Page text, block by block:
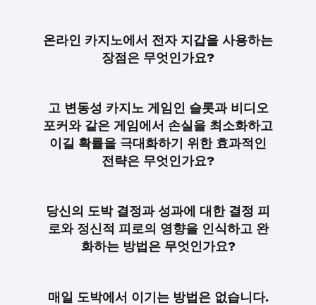
온라인 카지노에서 전자 지갑을 사용하는
장점은 무엇인가요?
고 변동성 카지노 게임인 슬롯과 비디오
포커와 같은 게임에서 손실을 최소화하고
이길 확률을 극대화하기 위한 효과적인
전략은 무엇인가요?
당신의 도박 결정과 성과에 대한 결정 피
로와 정신적 피로의 영향을 인식하고 완
화하는 방법은 무엇인가요?
매일 도박에서 이기는 방법은 없습니다.